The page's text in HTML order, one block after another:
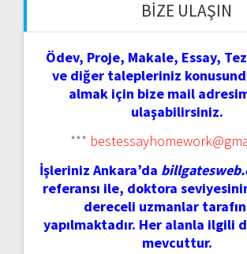
BIZE ULAŞIN
Ödev, Proje, Makale, Essay,
ve diğer talepleriniz
almak için bize mail
ulaşabilirsiniz.
***
İşleriniz Ankara’da
referansı ile, doktora
dereceli uzmanlar
yapılmaktadır. Her alanla ilgili
mevcuttur.